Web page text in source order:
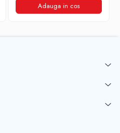
Adauga in cos